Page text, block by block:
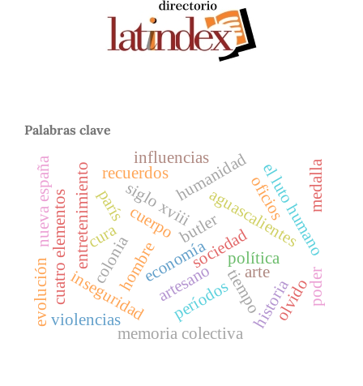
Palabras clave
artesano
aguascalientes
siglo xviii
colonia sociedadpolítica
economía
inseguridad
entretenimiento oficios
tiempo
hombre
períodos historia
humanidad el luto humano
cura
cuatro elementos
recuerdos
memoria colectiva
olvido
butler
violencias
cuerpo
poder
evolución
influencias
nueva españa medalla
parís
arte